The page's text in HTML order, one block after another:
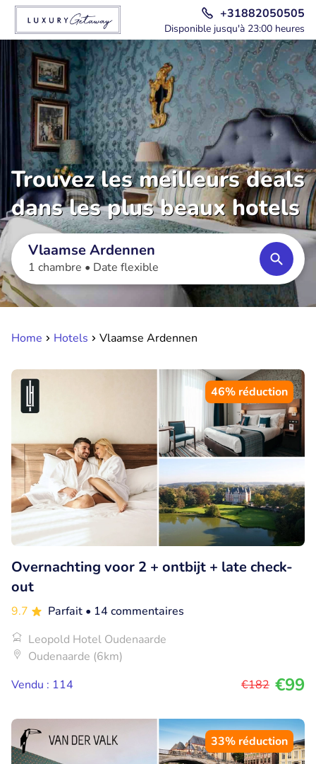
+31882050505
Disponible jusqu'à 23:00 heures
Trouvez les meilleurs deals
dans les plus beaux hotels
Vlaamse Ardennen
1 chambre • Date flexible
Home Hotels Vlaamse Ardennen
46% réduction
Overnachting voor 2 + ontbijt + late check-
out
9.7 Parfait • 14 commentaires
Leopold Hotel Oudenaarde
Oudenaarde (6km)
Vendu : 114
€182 €99
33% réduction